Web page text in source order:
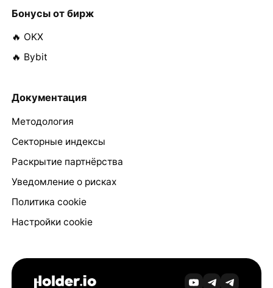
Бонусы от бирж
🔥 OKX
🔥 Bybit
Документация
Методология
Секторные индексы
Раскрытие партнёрства
Уведомление о рисках
Политика cookie
Настройки cookie